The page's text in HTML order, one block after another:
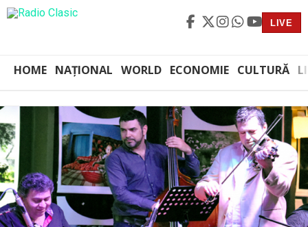
LIVE
HOME NAȚIONAL WORLD ECONOMIE CULTURĂ